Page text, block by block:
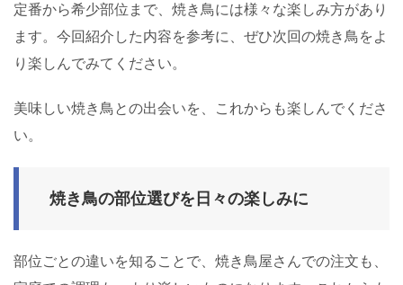
定番から希少部位まで、焼き鳥には様々な楽しみ方があり
ます。今回紹介した内容を参考に、ぜひ次回の焼き鳥をよ
り楽しんでみてください。
美味しい焼き鳥との出会いを、これからも楽しんでくださ
い。
焼き鳥の部位選びを日々の楽しみに
部位ごとの違いを知ることで、焼き鳥屋さんでの注文も、